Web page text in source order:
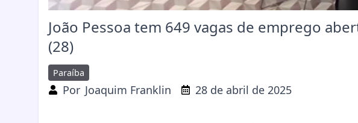
João Pessoa tem 649 vagas de emprego
(28)
Paraíba
Por Joaquim Franklin 28 de abril de 2025